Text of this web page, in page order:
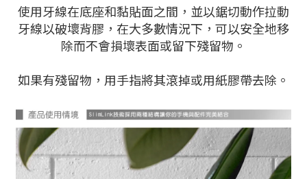
使用牙線在底座和黏貼面之間，並以鋸切動作拉動
牙線以破壞背膠，在大多數情況下，可以安全地移
除而不會損壞表面或留下殘留物。
如果有殘留物，用手指將其滾掉或用紙膠帶去除。